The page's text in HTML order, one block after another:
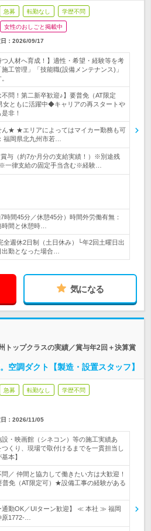
急募 転勤なし 学歴不問
女性のおしごと掲載中
： 2026/09/17
つ人材へ育成！】適性・希望・経験等を考
工管理」「技能職(設備メンテナンス)」
不問！第二新卒歓迎♪】要普免（AT限定
ともに活躍中◆キャリアの再スタートや
非！
★ ★エリアによってはマイカー勤務も可
岡県北九州市若…
賞与（約7か月分の支給実績！）※別途残
一律支給の固定手当含む※経験…
時間45分／休憩45分）時間外労働有無：
間と休憩時…
週休2日制（土日休み）└年2回土曜日出
勤となった場合…
気になる
トップクラスの実績／賞与年2回＋決算賞
空調ダクト【製造・設置スタッフ】
急募 転勤なし 学歴不問
： 2026/11/05
設・映画館（シネコン）等の施工実績あ
くり、現場で取付けるまでを一貫担当し
本】
／ 仲間と協力して働きたい方は大歓迎！
免（AT限定可）★設備工事の経験がある
通勤OK／UIターン歓迎】 ≪ 本社 ≫ 福岡
1772-…